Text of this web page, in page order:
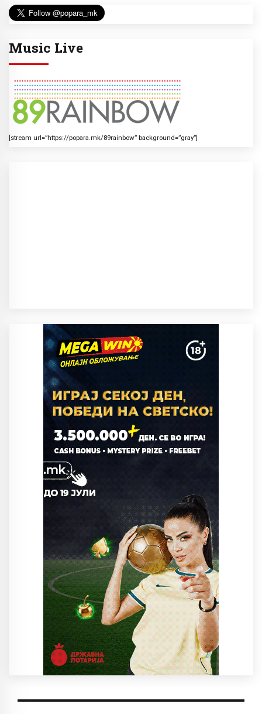
Music Live
[stream url=”https://popara.mk/89rainbow” background=”gray”]